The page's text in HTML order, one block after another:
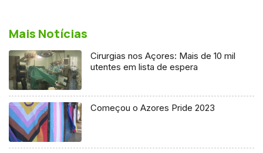
Mais Notícias
Cirurgias nos Açores: Mais de 10 mil
utentes em lista de espera
Começou o Azores Pride 2023